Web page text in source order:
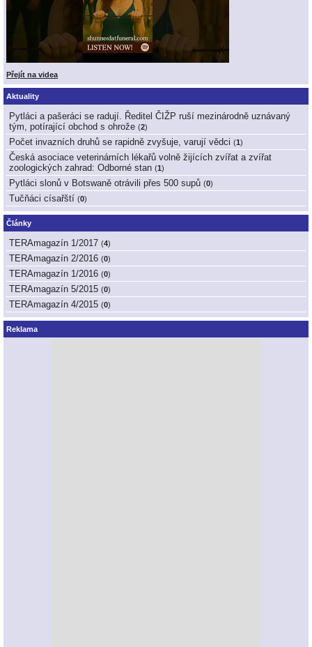
Přejít na videa
Aktuality
Pytláci a pašeráci se radují. Ředitel ČIŽP ruší mezinárodně uznávaný
tým, potírající obchod s ohrože (2)
Počet invazních druhů se rapidně zvyšuje, varují vědci (1 )
Česká asociace veterinárních lékařů volně žijících zvířat a zvířat
zoologických zahrad: Odborné stan (1 )
Pytláci slonů v Botswaně otrávili přes 500 supů (0)
Tučňáci císařští (0)
Články
TERAmagazín 1/2017 (4)
TERAmagazín 2/2016 (0)
TERAmagazín 1/2016 (0)
TERAmagazín 5/2015 (0)
TERAmagazín 4/2015 (0)
Reklama